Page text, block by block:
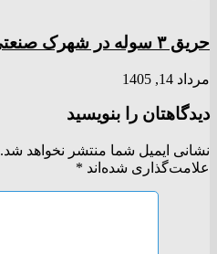
حریق ۳ سوله در شهرک صنعتی شمس‌آباد با ۲۶ مصدوم
مرداد 14, 1405
دیدگاهتان را بنویسید
نشانی ایمیل شما منتشر نخواهد شد.
علامت‌گذاری شده‌اند *